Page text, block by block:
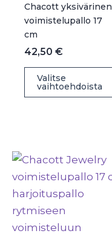
Chacott yksivärinen
voimistelupallo 17
cm
42,50 €
Valitse
vaihtoehdoista